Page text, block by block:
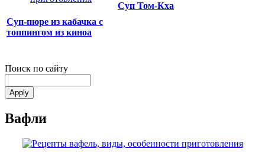
Суп-пюре из кабачка с
топпингом из киноа
Суп Том-Кха
Поиск по сайту
Вафли